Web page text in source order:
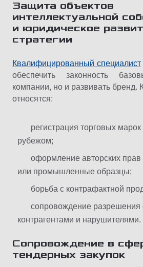
Защита объектов
интеллектуальной
и юридическое
стратегии
Квалифицированный специалист
обеспечить законность
компании, но и развивать бренд.
относятся:
регистрация торговых
рубежом;
оформление авторских прав
или промышленные образцы;
борьба с контрафактной
сопровождение разрешения
контрагентами и нарушителями.
Сопровождение в
тендерных закупок